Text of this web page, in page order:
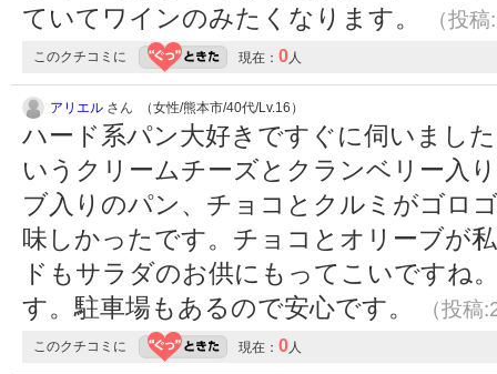
ていてワインのみたくなります。
（投
このクチコミに 現在： 0人
アリエル さん （女性/熊本市/40代/Lv.16）
ハード系パン大好きですぐに伺いまし
いうクリームチーズとクランベリー入
ブ入りのパン、チョコとクルミがゴロ
味しかったです。チョコとオリーブが
ドもサラダのお供にもってこいですね
す。駐車場もあるので安心です。
（投
このクチコミに 現在： 0人